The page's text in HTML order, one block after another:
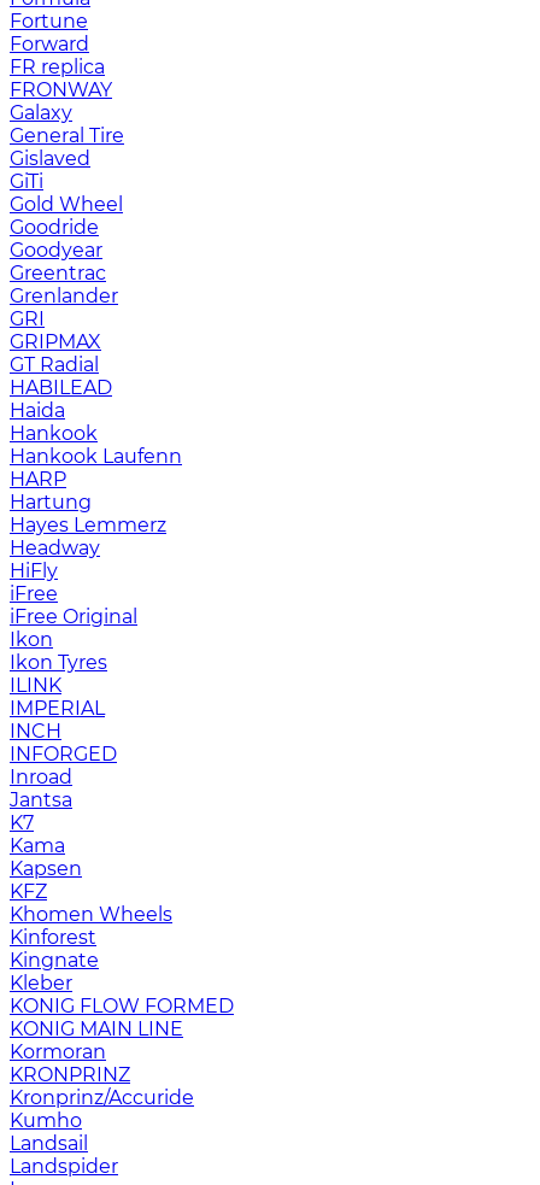
Fortune
Forward
FR replica
FRONWAY
Galaxy
General Tire
Gislaved
GiTi
Gold Wheel
Goodride
Goodyear
Greentrac
Grenlander
GRI
GRIPMAX
GT Radial
HABILEAD
Haida
Hankook
Hankook Laufenn
HARP
Hartung
Hayes Lemmerz
Headway
HiFly
iFree
iFree Original
Ikon
Ikon Tyres
ILINK
IMPERIAL
INCH
INFORGED
Inroad
Jantsa
K7
Kama
Kapsen
KFZ
Khomen Wheels
Kinforest
Kingnate
Kleber
KONIG FLOW FORMED
KONIG MAIN LINE
Kormoran
KRONPRINZ
Kronprinz/Accuride
Kumho
Landsail
Landspider